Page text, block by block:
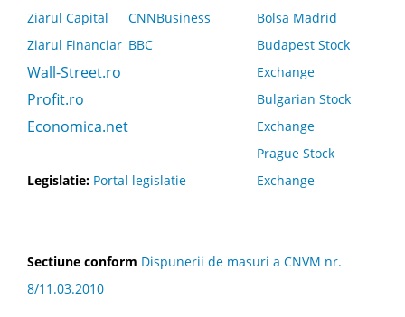
Ziarul Capital
Ziarul Financiar
Wall-Street.ro
Profit.ro
Economica.net
CNNBusiness
BBC
Legislatie: Portal legislatie
Bolsa Madrid
Budapest Stock
Exchange
Bulgarian Stock
Exchange
Prague Stock
Exchange
Sectiune conform Dispunerii de masuri a CNVM nr.
8/11.03.2010